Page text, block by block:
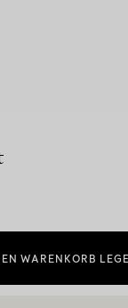
WARENKORB